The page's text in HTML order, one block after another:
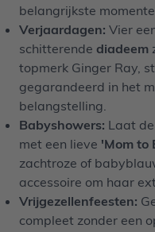
belangrijkste
Verjaardagen: Vier
schitterende diadeem
topmerk Ginger Ray,
gegarandeerd in het
belangstelling.
Babyshowers: Laat
met een lieve 'Mom to
zachtroze of
accessoire om haar
Vrijgezellenfeesten:
compleet zonder een